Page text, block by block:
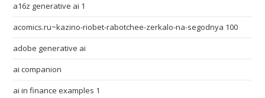
a16z generative ai 1
acomics.ru~kazino-riobet-rabotchee-zerkalo-na-segodnya 100
adobe generative ai
ai companion
ai in finance examples 1